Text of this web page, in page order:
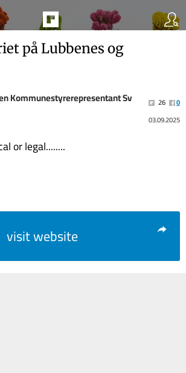
på Lubbenes og
Kommunestyrerepresentant Sv 26
0
03.09.2025
or legal........
visit website